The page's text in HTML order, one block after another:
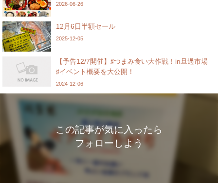
2026-06-26
12月6日半額セール
2025-12-05
【予告12/7開催】♯つまみ食い大作戦！in旦過市場
♯イベント概要を大公開！
2024-12-06
この記事が気に入ったら
フォローしよう